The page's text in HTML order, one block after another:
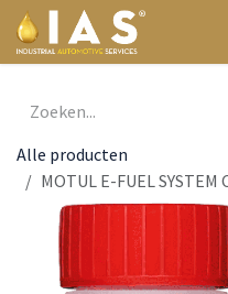
Overslaan naar inhoud
Alle producten
MOTUL E-FUEL SYSTEM